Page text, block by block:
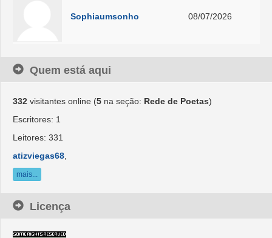
Sophiaumsonho 08/07/2026
Quem está aqui
332 visitantes online (5 na seção: Rede de Poetas)
Escritores: 1
Leitores: 331
atizviegas68
mais...
Licença